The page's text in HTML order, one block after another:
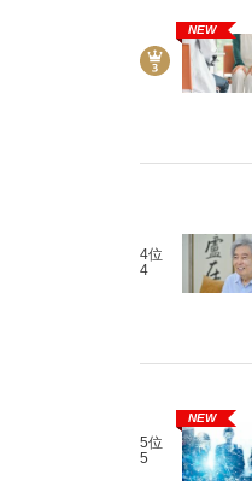
NEW
4位
4
5位
5
NEW